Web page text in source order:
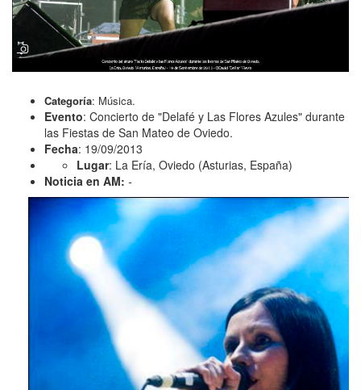
Categoría: Música.
Evento: Concierto de "Delafé y Las Flores Azules" durante
las Fiestas de San Mateo de Oviedo.
Fecha: 19/09/2013
Lugar: La Ería, Oviedo (Asturias, España)
Noticia en AM: -